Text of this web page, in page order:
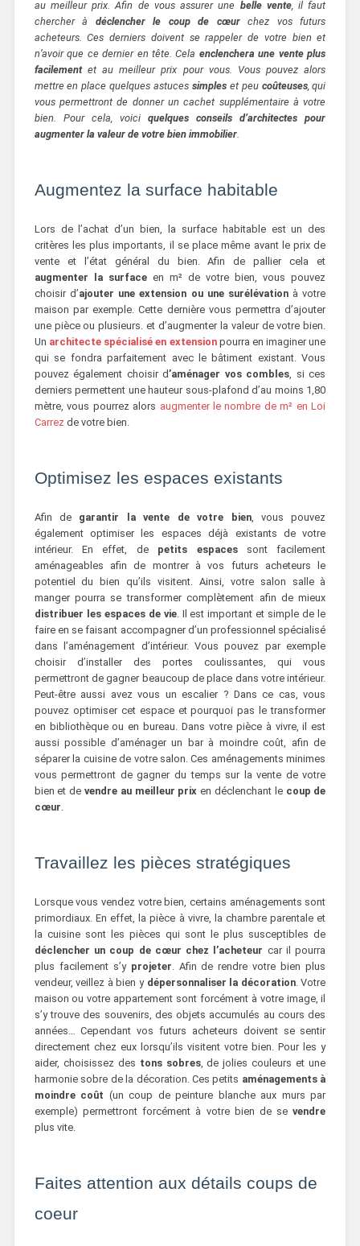
au meilleur prix. Afin de vous assurer une belle vente, il faut
chercher à déclencher le coup de cœurchez vos futurs
acheteurs. Ces derniers doivent se rappeler de votre bien et
n’avoir que ce dernier en tête. Cela enclenchera une vente plus
facilement et au meilleur prix pour vous. Vous pouvez alors
mettre en place quelques astuces simpleset peu coûteuses, qui
vous permettront de donner un cachet supplémentaire à votre
bien. Pour cela, voiciquelques conseils d’architectes pour
augmenter la valeur de votre bien immobilier.
Augmentez la surface habitable
Lors de l’achat d’un bien, la surface habitable est un des
critères les plus importants, il se place même avant le prix de
vente et l’état général du bien. Afin de pallier cela et
augmenter la surfaceen m² de votre bien, vous pouvez
choisir d’ajouter une extension ou une surélévationà votre
maison par exemple. Cette dernière vous permettra d’ajouter
une pièce ou plusieurs. et d’augmenter la valeur de votre bien.
Un architecte spécialisé en extensionpourra en imaginer une
qui se fondra parfaitement avec le bâtiment existant. Vous
pouvez également choisir d’aménager vos combles, si ces
derniers permettent une hauteur sous-plafond d’au moins 1,80
mètre, vous pourrez alors augmenter le nombre de m² en Loi
Carrezde votre bien.
Optimisez les espaces existants
Afin de garantir la vente de votre bien, vous pouvez
également optimiser les espaces déjà existants de votre
intérieur. En effet, de petits espacessont facilement
aménageables afin de montrer à vos futurs acheteurs le
potentiel du bien qu’ils visitent. Ainsi, votre salon salle à
manger pourra se transformer complètement afin de mieux
distribuer les espaces de vie. Il est important et simple de le
faire en se faisant accompagner d’un professionnel spécialisé
dans l’aménagement d’intérieur. Vous pouvez par exemple
choisir d’installer des portes coulissantes, qui vous
permettront de gagner beaucoup de place dans votre intérieur.
Peut-être aussi avez vous un escalier ? Dans ce cas, vous
pouvez optimiser cet espace et pourquoi pas le transformer
en bibliothèque ou en bureau. Dans votre pièce à vivre, il est
aussi possible d’aménager un bar à moindre coût, afin de
séparer la cuisine de votre salon. Ces aménagements minimes
vous permettront de gagner du temps sur la vente de votre
bien et devendre au meilleur prixen déclenchant lecoup de
cœur.
Travaillez les pièces stratégiques
Lorsque vous vendez votre bien, certains aménagements sont
primordiaux. En effet, la pièce à vivre, la chambre parentale et
la cuisine sont les pièces qui sont le plus susceptibles de
déclencher un coup de cœur chez l’acheteur car il pourra
plus facilement s’y projeter. Afin de rendre votre bien plus
vendeur, veillez à bien y dépersonnaliser la décoration. Votre
maison ou votre appartement sont forcément à votre image, il
s’y trouve des souvenirs, des objets accumulés au cours des
années… Cependant vos futurs acheteurs doivent se sentir
directement chez eux lorsqu’ils visitent votre bien. Pour les y
aider, choisissez des tons sobres, de jolies couleurs et une
harmonie sobre de la décoration. Ces petits aménagements à
moindre coût (un coup de peinture blanche aux murs par
exemple) permettront forcément à votre bien de sevendre
plus vite.
Faites attention aux détails coups de
coeur